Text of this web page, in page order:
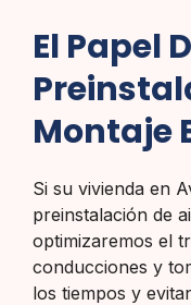
El Papel
Montaje
Si su vivienda en
preinstalación de
optimizaremos el
conducciones y
los tiempos y